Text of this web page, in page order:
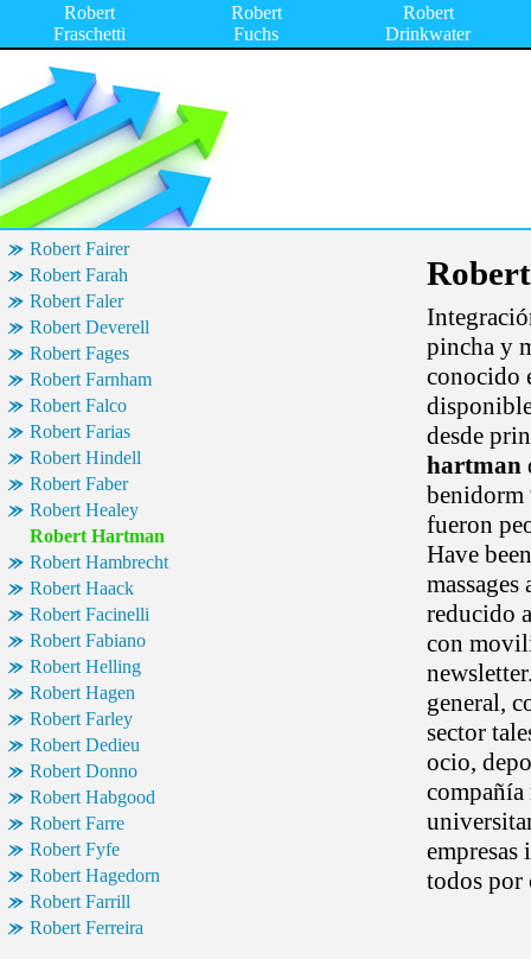
Robert
Fraschetti
Robert
Fuchs
Robert
Drinkwater
Robert Fairer
Robert Farah
Robert Faler
Robert Deverell
Robert Fages
Robert Farnham
Robert Falco
Robert Farias
Robert Hindell
Robert Faber
Robert Healey
Robert Hartman
Robert Hambrecht
Robert Haack
Robert Facinelli
Robert Fabiano
Robert Helling
Robert Hagen
Robert Farley
Robert Dedieu
Robert Donno
Robert Habgood
Robert Farre
Robert Fyfe
Robert Hagedorn
Robert Farrill
Robert Ferreira
pincha y
conocido
desde
hartman
benidorm
fueron
Have
reducido
con
general,
sector
ocio,
todos por